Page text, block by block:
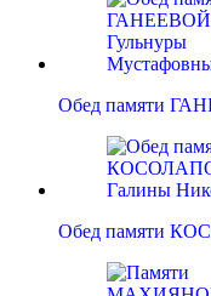
Обед памяти
Обед памяти